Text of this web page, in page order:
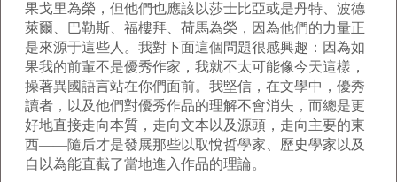
果戈里為榮，但他們也應該以莎士比亞或是丹特、波德
萊爾、巴勒斯、福樓拜、荷馬為榮，因為他們的力量正
是來源于這些人。我對下面這個問題很感興趣：因為如
果我的前輩不是優秀作家，我就不太可能像今天這樣，
操著異國語言站在你們面前。我堅信，在文學中，優秀
讀者，以及他們對優秀作品的理解不會消失，而總是更
好地直接走向本質，走向文本以及源頭，走向主要的東
西——隨后才是發展那些以取悅哲學家、歷史學家以及
自以為能直截了當地進入作品的理論。